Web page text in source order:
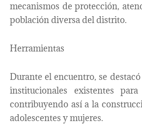
mecanismos de protección,
población diversa del distrito.
Herramientas
Durante el encuentro, se
institucionales existentes
contribuyendo así a la
adolescentes y mujeres.